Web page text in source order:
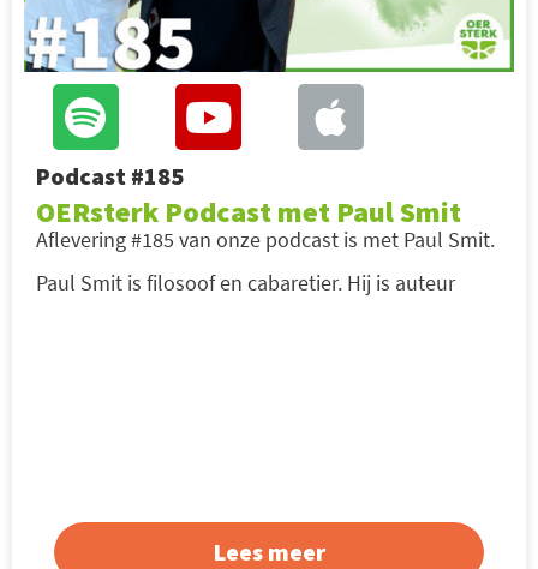
Podcast #185
OERsterk Podcast met Paul Smit
Aflevering #185 van onze podcast is met Paul Smit.
Paul Smit is filosoof en cabaretier. Hij is auteur
Lees meer